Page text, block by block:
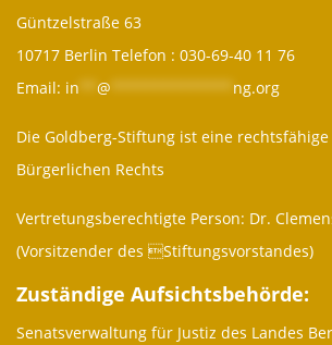
Güntzelstraße 63
10717 Berlin Telefon : 030-69-40 11 76
Email: in @ ************** ng.org
Die Goldberg-Stiftung ist eine
Bürgerlichen Rechts
Vertretungsberechtigte Person: Dr.
(Vorsitzender des Stiftungsvorstandes)
Zuständige Aufsichtsbehörde:
Senatsverwaltung für Justiz des Landes